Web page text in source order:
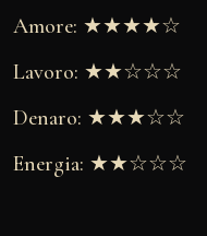
Amore: ★★★★☆
Lavoro: ★★☆☆☆
Denaro: ★★★☆☆
Energia: ★★☆☆☆